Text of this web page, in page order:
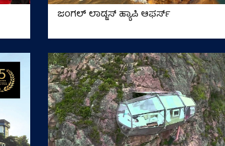
ಜಂಗಲ್‌ ಲಾಡ್ಜಸ್‌ ಹ್ಯಾಪಿ ಆಫರ್ಸ್‌